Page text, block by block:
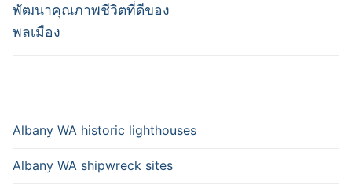
พัฒนาคุณภาพชีวิตที่ดีของ
พลเมือง
Albany WA historic lighthouses
Albany WA shipwreck sites